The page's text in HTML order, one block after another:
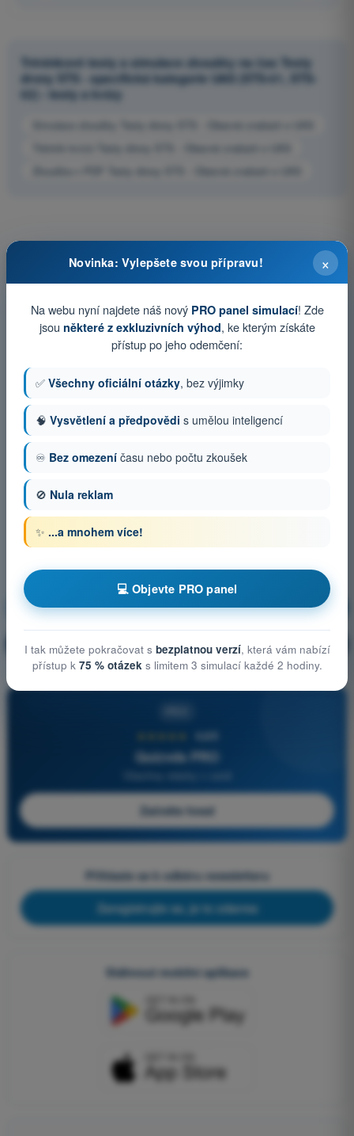
Tréninkové testy a simulace zkoušky na čas Testy
drony STS - specifická kategorie UAS (STS-01, STS-
02) - testy a kvízy
Simulace zkoušky Testy drony STS - Obecné znalosti o UAS
Trénink kvízů Testy drony STS - Obecné znalosti o UAS
Zkouška v PDF Testy drony STS - Obecné znalosti o UAS
Obecné znalosti o UAS Trénink!
🔒 PRO Vysvětlení otázky
4,6/5
Quizvds PRO
Začněte hned
Přihlaste se k odběru newsletteru
Zaregistrujte se, je to zdarma
Stáhnout mobilní aplikace
×
Novinka: Vylepšete svou přípravu!
Na webu nyní najdete náš nový PRO panel simulací! Zde
jsou některé z exkluzivních výhod, ke kterým získáte
přístup po jeho odemčení:
✅ Všechny oficiální otázky, bez výjimky
🧠 Vysvětlení a předpovědi s umělou inteligencí
♾️ Bez omezení času nebo počtu zkoušek
🚫 Nula reklam
✨ ...a mnohem více!
💻 Objevte PRO panel
I tak můžete pokračovat s bezplatnou verzí, která vám nabízí
přístup k 75 % otázek s limitem 3 simulací každé 2 hodiny.